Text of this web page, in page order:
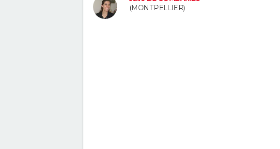
(MONTPELLIER)